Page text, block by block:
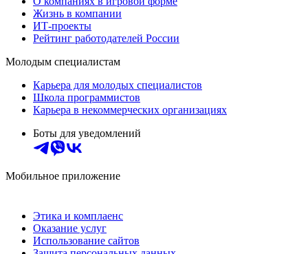
Жизнь в компании
ИТ-проекты
Рейтинг работодателей России
Молодым специалистам
Карьера для молодых специалистов
Школа программистов
Карьера в некоммерческих организациях
Боты для уведомлений
Мобильное приложение
Этика и комплаенс
Оказание услуг
Использование сайтов